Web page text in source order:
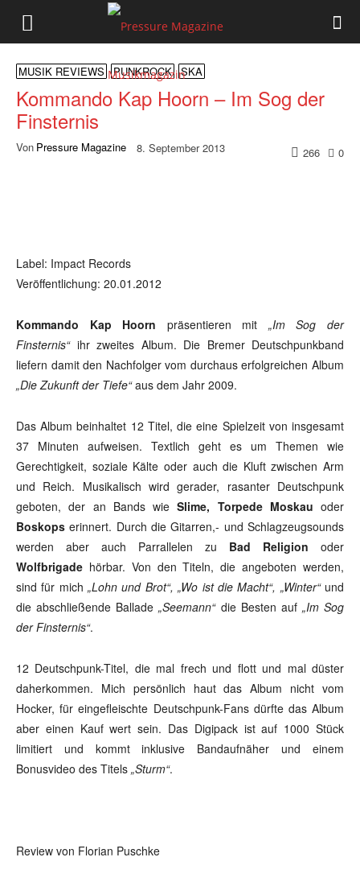
Magazine
Musikmagazin
MUSIK REVIEWS PUNKROCK SKA
Kommando Kap Hoorn – Im Sog der
Finsternis
Von Pressure Magazine 8. September 2013 0
266
Label: Impact Records
Veröffentlichung: 20.01.2012
Kommando Kap Hoorn präsentieren mit „Im Sog der
Finsternis“ihr zweites Album. Die Bremer Deutschpunkband
liefern damit den Nachfolger vom durchaus erfolgreichen Album
„Die Zukunft der Tiefe“aus dem Jahr 2009.
Das Album beinhaltet 12 Titel, die eine Spielzeit von insgesamt
37 Minuten aufweisen. Textlich geht es um Themen wie
Gerechtigkeit, soziale Kälte oder auch die Kluft zwischen Arm
und Reich. Musikalisch wird gerader, rasanter Deutschpunk
geboten, der an Bands wieSlime, Torpede Moskau oder
Boskops erinnert. Durch die Gitarren,- und Schlagzeugsounds
werden aber auch Parrallelen zu Bad Religion oder
Wolfbrigade hörbar. Von den Titeln, die angeboten werden,
sind für mich„Lohn und Brot“, „Wo ist die Macht“, „Winter“und
die abschließende Ballade„Seemann“die Besten auf „Im Sog
der Finsternis“.
12 Deutschpunk-Titel, die mal frech und flott und mal düster
daherkommen. Mich persönlich haut das Album nicht vom
Hocker, für eingefleischte Deutschpunk-Fans dürfte das Album
aber einen Kauf wert sein. Das Digipack ist auf 1000 Stück
limitiert und kommt inklusive Bandaufnäher und einem
Bonusvideo des Titels „Sturm“.
Review von Florian Puschke